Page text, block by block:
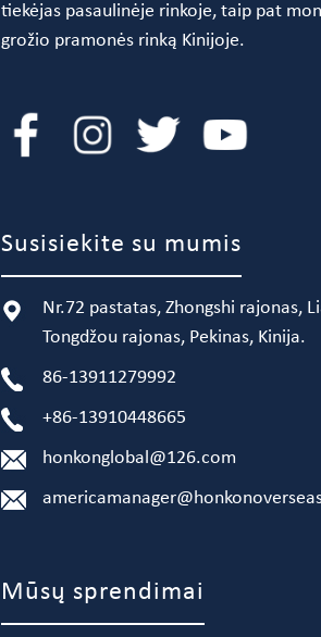
tiekėjas pasaulinėje rinkoje, taip pat
grožio pramonės rinką Kinijoje.
Susisiekite su mumis
Nr.72 pastatas, Zhongshi rajonas,
Tongdžou rajonas, Pekinas, Kinija.
86-13911279992
+86-13910448665
honkonglobal@126.com
Mūsų sprendimai